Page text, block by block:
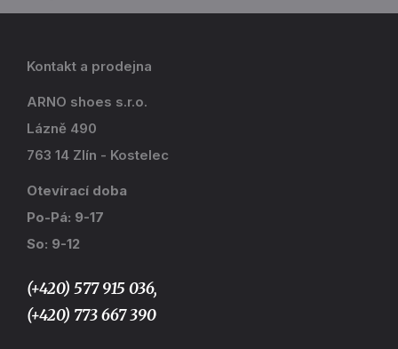
Kontakt a prodejna
ARNO shoes s.r.o.
Lázně 490
763 14 Zlín - Kostelec
Otevírací doba
Po-Pá: 9-17
So: 9-12
(+420) 577 915 036,
(+420) 773 667 390